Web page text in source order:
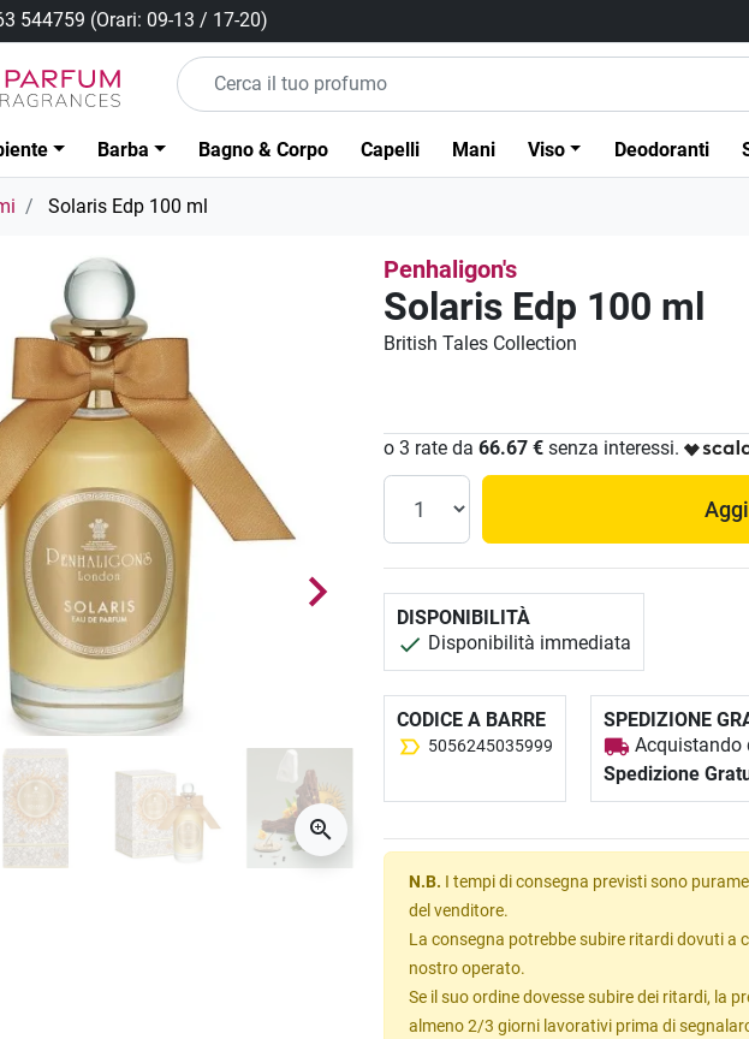
544759 (Orari: 09-13 / 17-20)
Barba Bagno & Corpo Capelli Mani Viso Deodoranti
Solaris Edp 100 ml
Penhaligon's
Solaris Edp 100 ml
British Tales Collection
o 3 rate da66.67 € senza interessi.
DISPONIBILITÀ
Disponibilità immediata
CODICE A BARRE
5056245035999
SPEDIZIONE
Acquistando
Spedizione
N.B. I tempi di consegna previsti sono
del venditore.
La consegna potrebbe subire ritardi dovuti a
nostro operato.
Se il suo ordine dovesse subire dei ritardi, la
almeno 2/3 giorni lavorativi prima di